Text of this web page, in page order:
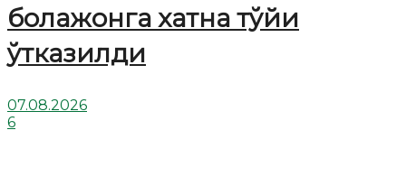
болажонга хатна тўйи
ўтказилди
07.08.2026
6